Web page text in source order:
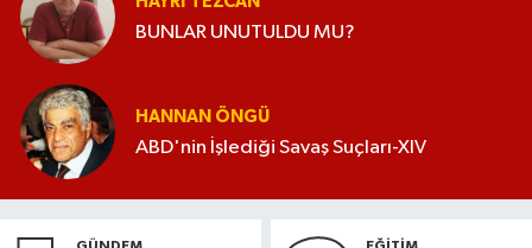
BUNLAR UNUTULDU MU?
HANNAN ÖNGÜ
ABD'nin İşlediği Savaş Suçları-XIV